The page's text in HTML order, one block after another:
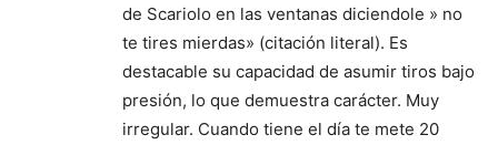
de Scariolo en las ventanas diciendole » no
te tires mierdas» (citación literal). Es
destacable su capacidad de asumir tiros bajo
presión, lo que demuestra carácter. Muy
irregular. Cuando tiene el día te mete 20